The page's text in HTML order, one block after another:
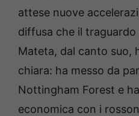
attese nuove
diffusa che il traguardo
Mateta, dal canto suo,
chiara: ha messo da
Nottingham Forest e
economica con i